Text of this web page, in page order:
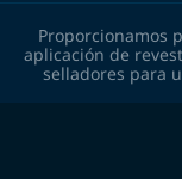
Proporcionamos
aplicación de
selladores para